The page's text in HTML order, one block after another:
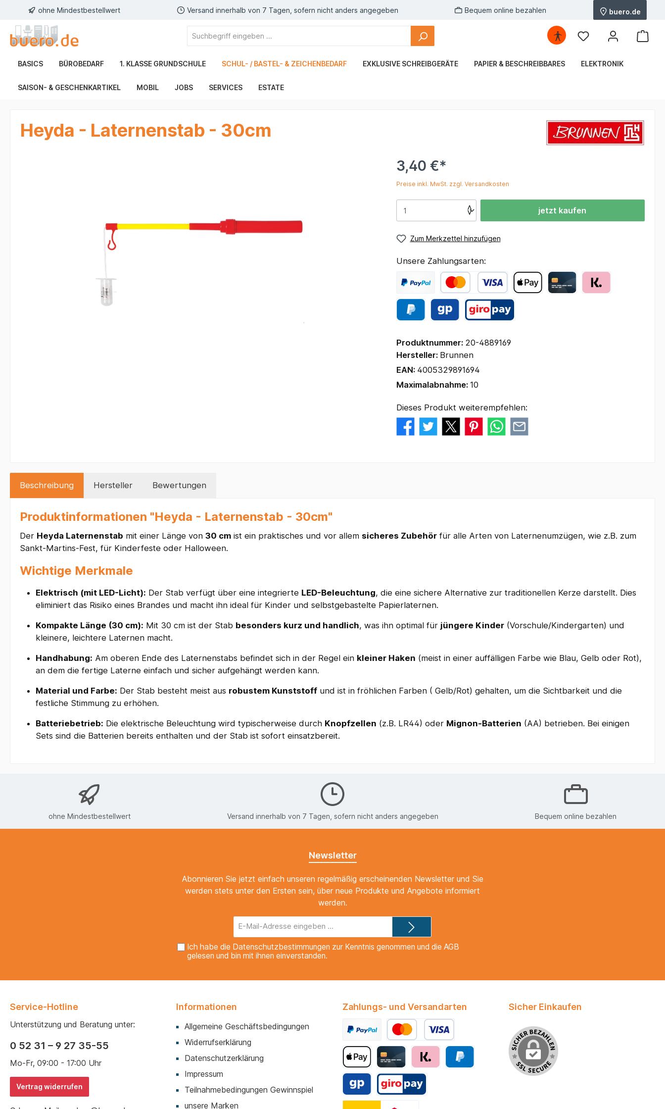
ohne Mindestbestellwert Versand innerhalb von 7 Tagen, sofern nicht anders angegeben Bequem online bezahlen buero.de
BASICS BÜROBEDARF 1. KLASSE GRUNDSCHULE SCHUL- / BASTEL- & ZEICHENBEDARF EXKLUSIVE SCHREIBGERÄTE PAPIER & BESCHREIBBARES ELEKTRONIK
SAISON- & GESCHENKARTIKEL MOBIL JOBS SERVICES ESTATE
Heyda - Laternenstab - 30cm
3,40 €*
Preise inkl. MwSt. zzgl. Versandkosten
jetzt kaufen
Zum Merkzettel hinzufügen
Unsere Zahlungsarten:
Produktnummer: 20-4889169
Hersteller: Brunnen
EAN: 4005329891694
Maximalabnahme: 10
Dieses Produkt weiterempfehlen:
Beschreibung Hersteller Bewertungen
Produktinformationen "Heyda - Laternenstab - 30cm"
Der Heyda Laternenstab mit einer Länge von 30 cm ist ein praktisches und vor allem sicheres Zubehör für alle Arten von Laternenumzügen, wie z.B. zum
Sankt-Martins-Fest, für Kinderfeste oder Halloween.
Wichtige Merkmale
Elektrisch (mit LED-Licht): Der Stab verfügt über eine integrierte LED-Beleuchtung, die eine sichere Alternative zur traditionellen Kerze darstellt. Dies
eliminiert das Risiko eines Brandes und macht ihn ideal für Kinder und selbstgebastelte Papierlaternen.
Kompakte Länge (30 cm): Mit 30 cm ist der Stab besonders kurz und handlich, was ihn optimal für jüngere Kinder (Vorschule/Kindergarten) und
kleinere, leichtere Laternen macht.
Handhabung: Am oberen Ende des Laternenstabs befindet sich in der Regel ein kleiner Haken (meist in einer auffälligen Farbe wie Blau, Gelb oder Rot),
an dem die fertige Laterne einfach und sicher aufgehängt werden kann.
Material und Farbe: Der Stab besteht meist aus robustem Kunststoff und ist in fröhlichen Farben ( Gelb/Rot) gehalten, um die Sichtbarkeit und die
festliche Stimmung zu erhöhen.
Batteriebetrieb: Die elektrische Beleuchtung wird typischerweise durch Knopfzellen (z.B. LR44) oder Mignon-Batterien (AA) betrieben. Bei einigen
Sets sind die Batterien bereits enthalten und der Stab ist sofort einsatzbereit.
ohne Mindestbestellwert Versand innerhalb von 7 Tagen, sofern nicht anders angegeben Bequem online bezahlen
Newsletter
Abonnieren Sie jetzt einfach unseren regelmäßig erscheinenden Newsletter und Sie
werden stets unter den Ersten sein, über neue Produkte und Angebote informiert
werden.
Mail-
Adresse*
Ich habe die Datenschutzbestimmungen zur Kenntnis genommen und die AGB
gelesen und bin mit ihnen einverstanden.
Service-Hotline
Unterstützung und Beratung unter:
0 52 31 – 9 27 35-55
Mo-Fr, 09:00 - 17:00 Uhr
Vertrag widerrufen
Informationen
Allgemeine Geschäftsbedingungen
Widerrufserklärung
Datenschutzerklärung
Impressum
Teilnahmebedingungen Gewinnspiel
unsere Marken
Zahlungs- und Versandarten Sicher Einkaufen